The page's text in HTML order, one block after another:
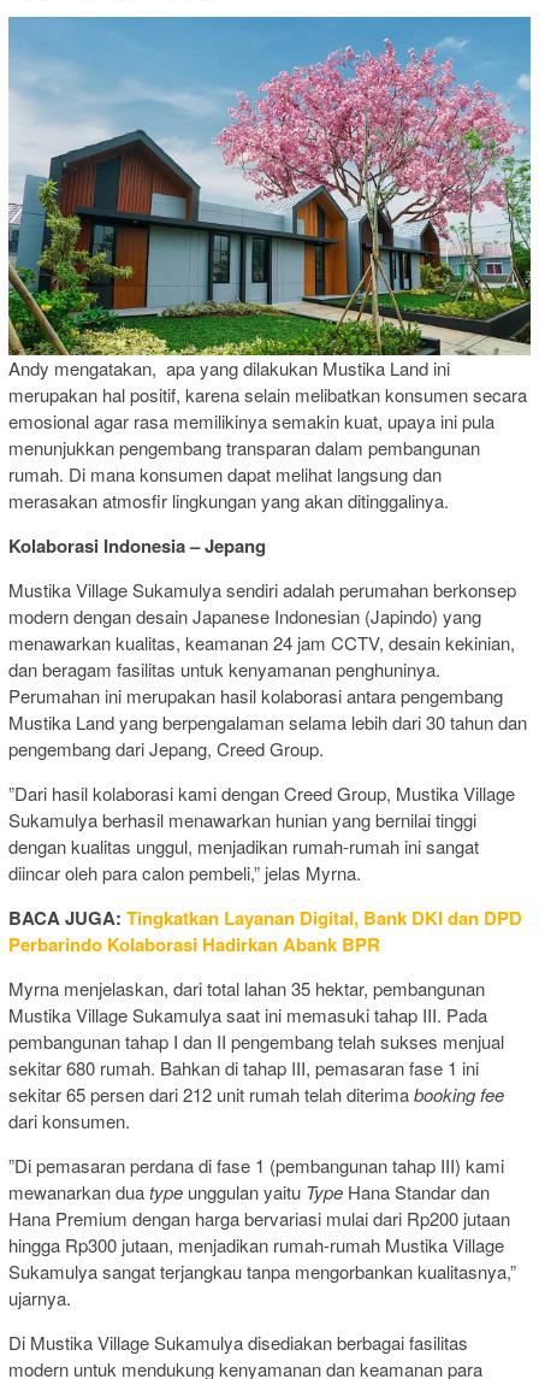
Andy mengatakan, apa yang dilakukan Mustika Land ini
merupakan hal positif, karena selain melibatkan konsumen secara
emosional agar rasa memilikinya semakin kuat, upaya ini pula
menunjukkan pengembang transparan dalam pembangunan
rumah. Di mana konsumen dapat melihat langsung dan
merasakan atmosfir lingkungan yang akan ditinggalinya.
Kolaborasi Indonesia – Jepang
Mustika Village Sukamulya sendiri adalah perumahan berkonsep
modern dengan desain Japanese Indonesian (Japindo) yang
menawarkan kualitas, keamanan 24 jam CCTV, desain kekinian,
dan beragam fasilitas untuk kenyamanan penghuninya.
Perumahan ini merupakan hasil kolaborasi antara pengembang
Mustika Land yang berpengalaman selama lebih dari 30 tahun dan
pengembang dari Jepang, Creed Group.
”Dari hasil kolaborasi kami dengan Creed Group, Mustika Village
Sukamulya berhasil menawarkan hunian yang bernilai tinggi
dengan kualitas unggul, menjadikan rumah-rumah ini sangat
diincar oleh para calon pembeli,” jelas Myrna.
BACA JUGA: Tingkatkan Layanan Digital, Bank DKI dan DPD
Perbarindo Kolaborasi Hadirkan Abank BPR
Myrna menjelaskan, dari total lahan 35 hektar, pembangunan
Mustika Village Sukamulya saat ini memasuki tahap III. Pada
pembangunan tahap I dan II pengembang telah sukses menjual
sekitar 680 rumah. Bahkan di tahap III, pemasaran fase 1 ini
sekitar 65 persen dari 212 unit rumah telah diterimabooking fee
dari konsumen.
”Di pemasaran perdana di fase 1 (pembangunan tahap III) kami
mewanarkan duatype unggulan yaitu Type Hana Standar dan
Hana Premium dengan harga bervariasi mulai dari Rp200 jutaan
hingga Rp300 jutaan, menjadikan rumah-rumah Mustika Village
Sukamulya sangat terjangkau tanpa mengorbankan kualitasnya,”
ujarnya.
Di Mustika Village Sukamulya disediakan berbagai fasilitas
modern untuk mendukung kenyamanan dan keamanan para